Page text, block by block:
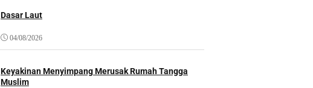
Dasar Laut
04/08/2026
Keyakinan Menyimpang Merusak Rumah Tangga
Muslim